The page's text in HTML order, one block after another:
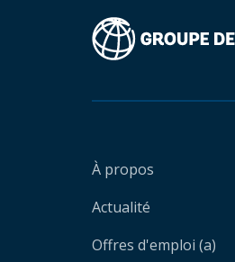
À propos
Actualité
Offres d'emploi (a)